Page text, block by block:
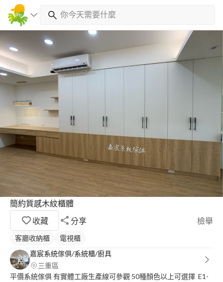
簡約質感木紋櫃體
收藏
分享 檢舉
客廳收納櫃
電視櫃
嘉宸系統傢俱/系統櫃/廚具
三重區
平價系統傢俱 有實體工廠生產線可參觀 50種顏色以上可選擇 E1-